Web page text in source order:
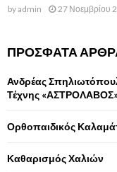
byadmin 27 Νοεμβρίου
ΠΡΌΣΦΑΤΑ
Ανδρέας
Τέχνης
Ορθοπαιδικός
Καθαρισμός Χαλιών